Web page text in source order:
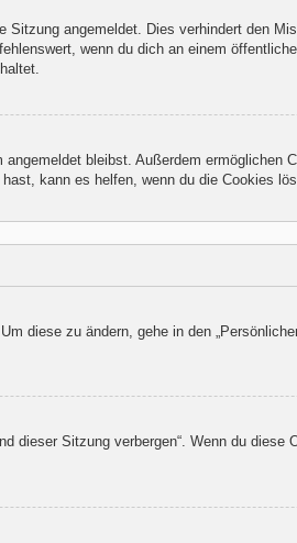
angemeldet. Dies verhindert den
wenn du dich an einem
bleibst. Außerdem ermöglichen
kann es helfen, wenn du die Cookies
diese zu ändern, gehe in den
dieser Sitzung verbergen“. Wenn du